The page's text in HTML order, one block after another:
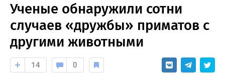
Ученые обнаружили сотни
случаев «дружбы» приматов с
другими животными
14 0